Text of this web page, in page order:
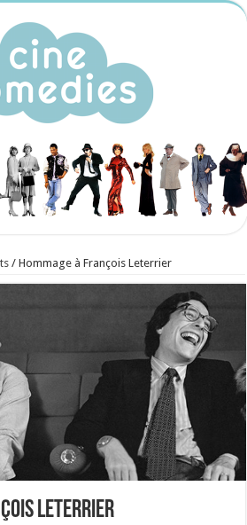
/ Hommage à François Leterrier
Leterrier